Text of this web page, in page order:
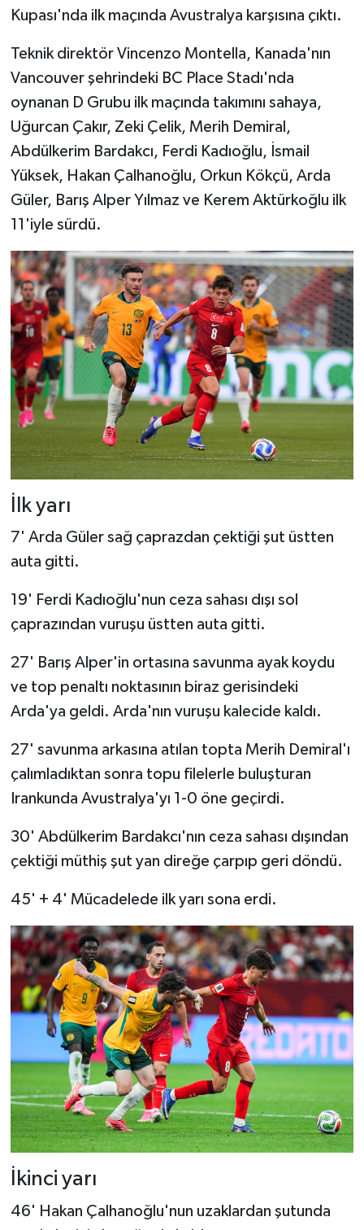
Kupası'nda ilk maçında Avustralya karşısına çıktı.
Teknik direktör Vincenzo Montella, Kanada'nın
Vancouver şehrindeki BC Place Stadı'nda
oynanan D Grubu ilk maçında takımını sahaya,
Uğurcan Çakır, Zeki Çelik, Merih Demiral,
Abdülkerim Bardakcı, Ferdi Kadıoğlu, İsmail
Yüksek, Hakan Çalhanoğlu, Orkun Kökçü, Arda
Güler, Barış Alper Yılmaz ve Kerem Aktürkoğlu ilk
11'iyle sürdü.
İlk yarı
7' Arda Güler sağ çaprazdan çektiği şut üstten
auta gitti.
19' Ferdi Kadıoğlu'nun ceza sahası dışı sol
çaprazından vuruşu üstten auta gitti.
27' Barış Alper'in ortasına savunma ayak koydu
ve top penaltı noktasının biraz gerisindeki
Arda'ya geldi. Arda'nın vuruşu kalecide kaldı.
27' savunma arkasına atılan topta Merih Demiral'ı
çalımladıktan sonra topu filelerle buluşturan
Irankunda Avustralya'yı 1-0 öne geçirdi.
30' Abdülkerim Bardakcı'nın ceza sahası dışından
çektiği müthiş şut yan direğe çarpıp geri döndü.
45' + 4' Mücadelede ilk yarı sona erdi.
İkinci yarı
46' Hakan Çalhanoğlu'nun uzaklardan şutunda